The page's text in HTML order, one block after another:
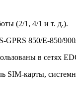
(2/1, 4/1 и т. д.).
GPRS 850/E-850/
в сетях
SIM-карты,